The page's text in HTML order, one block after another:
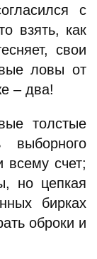
с
взять, как
свои
ловы от
– два!
толстые
выборного
всему счет;
но цепкая
бирках
оброки и